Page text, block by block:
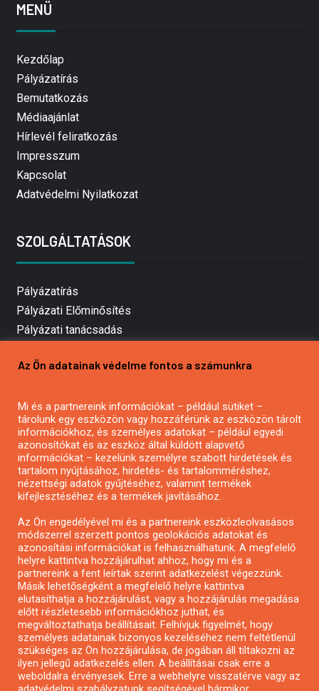
MENÜ
Kezdőlap
Pályázatírás
Bemutatkozás
Médiaajánlat
Hírlevél feliratkozás
Impresszum
Kapcsolat
Adatvédelmi Nyilatkozat
SZOLGÁLTATÁSOK
Pályázatírás
Pályázati Előminősítés
Pályázati tanácsadás
Mezőgazdasági pályázatírás
Pályázatírás civil szervezeteknek
Pályázatírás önkormányzatoknak
Pályázatfigyelés
Specifikus pályázatfigyelés vagy hírlevél
Pályázatok magánszemélyeknek
Pályázatok civil szervezeteknek
Pályázatok vállalkozásoknak
Önkormányzati pályázatok
Mezőgazdasági pályázatok
Falusi turizmus pályázatok
Napelem pályázatok
Az Ön adatainak védelme fontos a számunkra
Mi és a partnereink információkat – például sütiket –
tárolunk egy eszközön vagy hozzáférünk az eszközön tárolt
információkhoz, és személyes adatokat – például egyedi
azonosítókat és az eszköz által küldött alapvető
információkat – kezelünk személyre szabott hirdetések és
tartalom nyújtásához, hirdetés- és tartalomméréshez,
nézettségi adatok gyűjtéséhez, valamint termékek
kifejlesztéséhez és a termékek javításához.
Az Ön engedélyével mi és a partnereink eszközleolvasásos
módszerrel szerzett pontos geolokációs adatokat és
azonosítási információkat is felhasználhatunk. A megfelelő
helyre kattintva hozzájárulhat ahhoz, hogy mi és a
partnereink a fent leírtak szerint adatkezelést végezzünk.
Másik lehetőségként a megfelelő helyre kattintva
elutasíthatja a hozzájárulást, vagy a hozzájárulás megadása
előtt részletesebb információkhoz juthat, és
megváltoztathatja beállításait. Felhívjuk figyelmét, hogy
személyes adatainak bizonyos kezeléséhez nem feltétlenül
szükséges az Ön hozzájárulása, de jogában áll tiltakozni az
ilyen jellegű adatkezelés ellen. A beállításai csak erre a
weboldalra érvényesek. Erre a webhelyre visszatérve vagy az